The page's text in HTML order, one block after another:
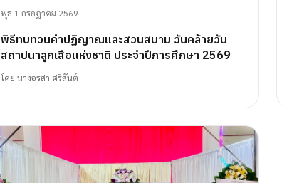
พุธ 1 กรกฎาคม 2569
พิธีทบทวนคำปฏิญาณและสวนสนาม วันคล้ายวัน
สถาปนาลูกเสือแห่งชาติ ประจำปีการศึกษา 2569
โดย นางอรสา ศรีสันต์